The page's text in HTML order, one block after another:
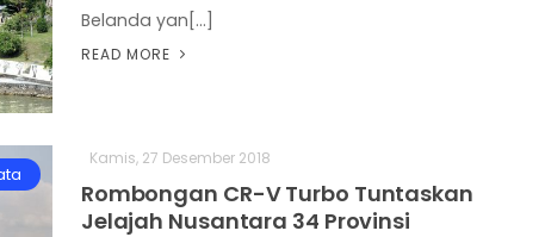
Belanda yan[...]
READ MORE
Kamis, 27 Desember 2018
Rombongan CR-V Turbo Tuntaskan
Jelajah Nusantara 34 Provinsi